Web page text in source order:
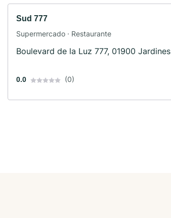
Sud 777
Supermercado · Restaurante
Boulevard de la Luz 777, 01900 Jardines
0.0 (0)